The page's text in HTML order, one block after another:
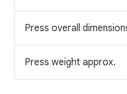
Press overall
Press weight approx.